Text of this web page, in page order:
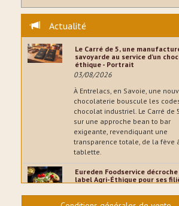
Actualité
Le Carré de 5, une
savoyarde au service d’un
éthique - Portrait
03/08/2026
À Entrelacs, en Savoie, une
chocolaterie bouscule les
chocolat industriel. Le Carré de
sur une approche bean to bar
exigeante, revendiquant une
transparence totale, de la fève
tablette.
Eureden Foodservice
label Agri-Éthique pour ses
02/08/2026